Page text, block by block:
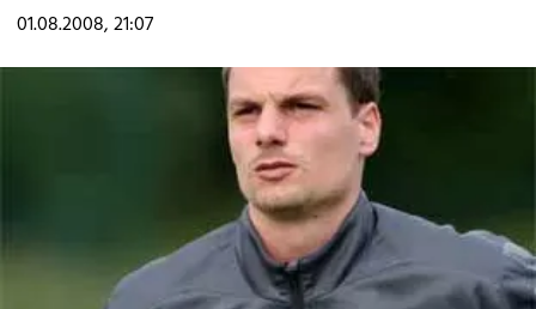
01.08.2008, 21:07